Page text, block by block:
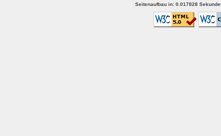
Seitenaufbau in: 0.017828